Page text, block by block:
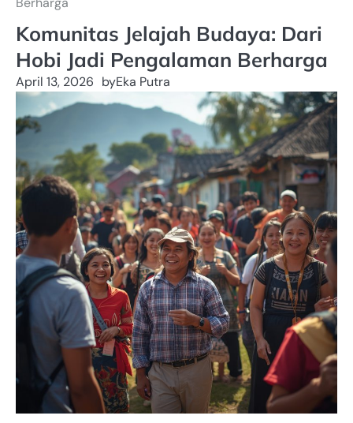
Komunitas Jelajah Budaya: Dari
Hobi Jadi Pengalaman Berharga
April 13, 2026 byEka Putra